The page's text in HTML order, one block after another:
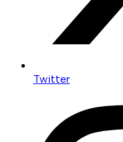
Twitter